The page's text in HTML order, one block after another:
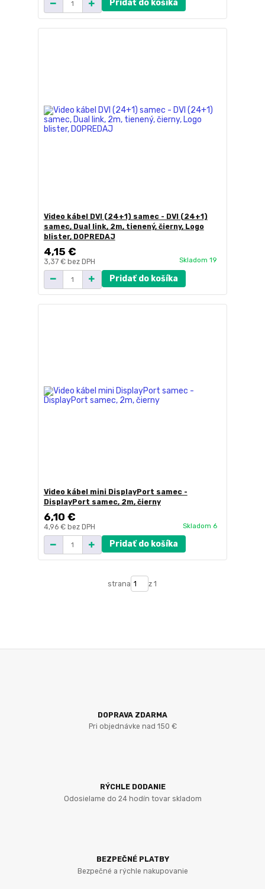
Pridať do košíka
Video kábel DVI (24+1) samec - DVI (24+1)
samec, Dual link, 2m, tienený, čierny, Logo
blister, DOPREDAJ
4,15 €
3,37 € bez DPH Skladom 19
Pridať do košíka
Video kábel mini DisplayPort samec -
DisplayPort samec, 2m, čierny
6,10 €
4,96 € bez DPH Skladom 6
Pridať do košíka
strana z 1
DOPRAVA ZDARMA
Pri objednávke nad 150 €
RÝCHLE DODANIE
Odosielame do 24 hodín tovar skladom
BEZPEČNÉ PLATBY
Bezpečné a rýchle nakupovanie